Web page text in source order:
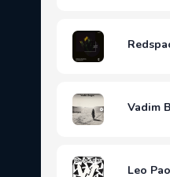
Vadim
Leo